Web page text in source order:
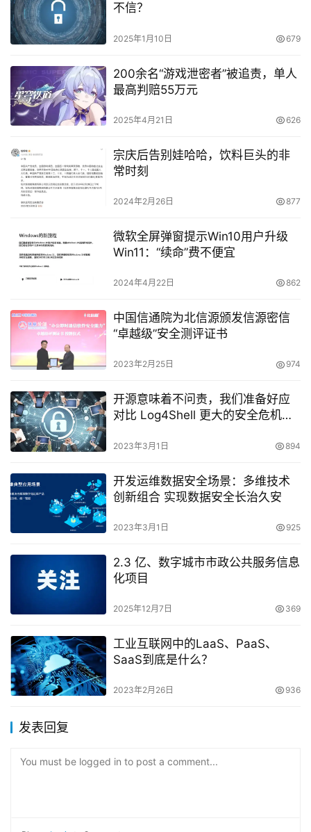
不信？
2025年1月10日 679
200余名“游戏泄密者”被追责，单人
最高判赔55万元
2025年4月21日 626
宗庆后告别娃哈哈，饮料巨头的非
常时刻
2024年2月26日 877
微软全屏弹窗提示Win10用户升级
Win11：“续命”费不便宜
2024年4月22日 862
中国信通院为北信源颁发信源密信
“卓越级”安全测评证书
2023年2月25日 974
开源意味着不问责，我们准备好应
对比 Log4Shell 更大的安全危机了
2023年3月1日 894
开发运维数据安全场景：多维技术
创新组合 实现数据安全长治久安
2023年3月1日 925
2.3 亿、数字城市市政公共服务信息
化项目
2025年12月7日 369
工业互联网中的LaaS、PaaS、
SaaS到底是什么？
2023年2月26日 936
发表回复
You must be logged in to post a comment...